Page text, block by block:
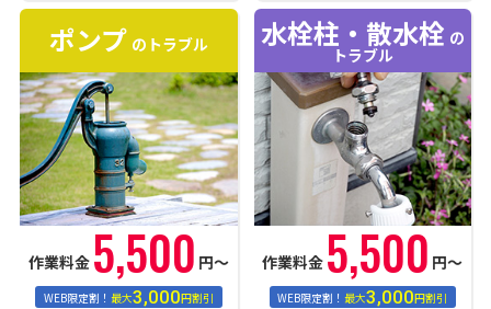
ポンプ のトラブル
作業料金 5,500 円〜
WEB限定割！最大3,000円割引
水栓柱・散水栓 の
トラブル
作業料金 5,500 円〜
WEB限定割！最大3,000円割引